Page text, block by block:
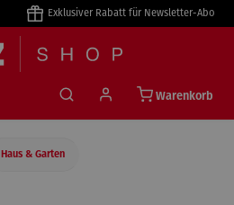
Exklusiver Rabatt für Newsletter-Abo
Warenkorb
Haus & Garten